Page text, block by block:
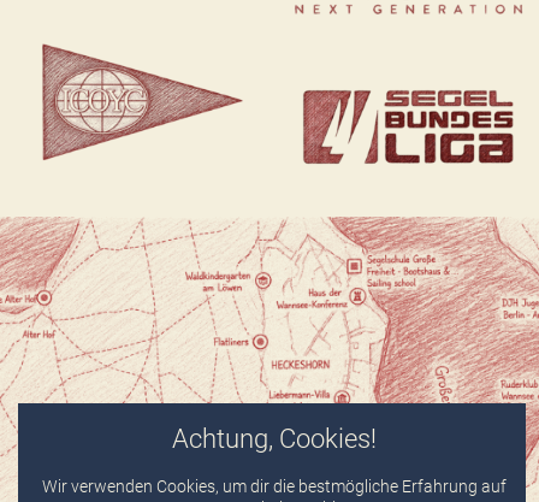
Achtung, Cookies!
Wir verwenden Cookies, um dir die bestmögliche Erfahrung auf